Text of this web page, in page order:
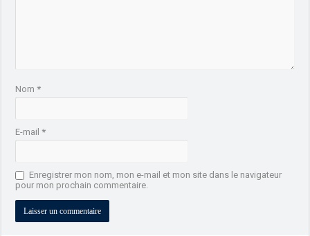
Nom*
E-mail*
Enregistrer mon nom, mon e-mail et mon site dans le navigateur
pour mon prochain commentaire.